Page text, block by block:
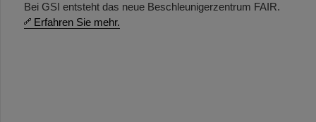
Bei GSI entsteht das neue Beschleunigerzentrum FAIR.
Erfahren Sie mehr.